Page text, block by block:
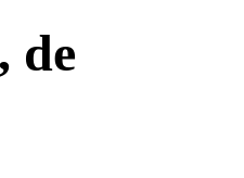
de